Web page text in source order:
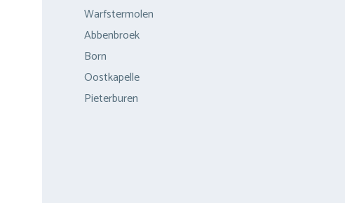
Warfstermolen
Abbenbroek
Born
Oostkapelle
Pieterburen